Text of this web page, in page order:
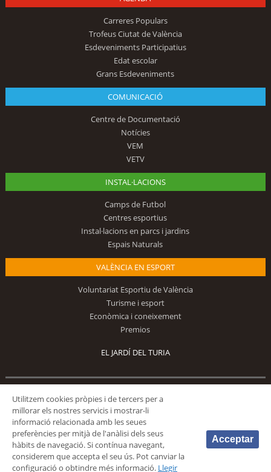
Carreres Populars
Trofeus Ciutat de València
Esdeveniments Participatius
Edat escolar
Grans Esdeveniments
COMUNICACIÓ
Centre de Documentació
Notícies
VEM
VETV
INSTAL·LACIONS
Camps de Futbol
Centres esportius
Instal·lacions en parcs i jardins
Espais Naturals
VALÈNCIA EN ESPORT
Voluntariat Esportiu de València
Turisme i esport
Econòmica i coneixement
Premios
EL JARDÍ DEL TURIA
© 2026 Fundación Deportiva Municipal Valencia |AVÍS LEGAL
Utilitzem cookies pròpies i de tercers per a
millorar els nostres servicis i mostrar-li
informació relacionada amb les seues
preferències per mitjà de l'anàlisi dels seus
hàbits de navegació. Si contínua navegant,
considerem que accepta el seu ús. Pot canviar la
configuració o obtindre més informació. Llegir
Acceptar